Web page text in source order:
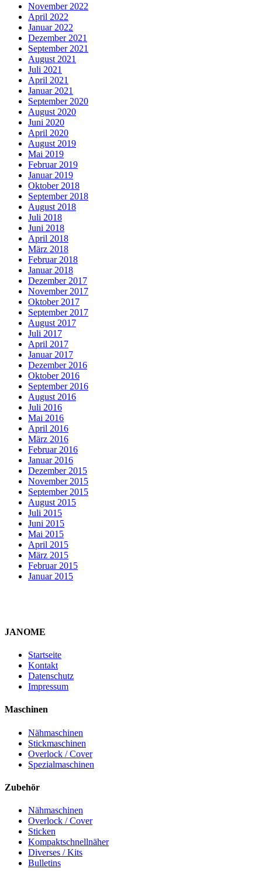
November 2022
April 2022
Januar 2022
Dezember 2021
September 2021
August 2021
Juli 2021
April 2021
Januar 2021
September 2020
August 2020
Juni 2020
April 2020
August 2019
Mai 2019
Februar 2019
Januar 2019
Oktober 2018
September 2018
August 2018
Juli 2018
Juni 2018
April 2018
März 2018
Februar 2018
Januar 2018
Dezember 2017
November 2017
Oktober 2017
September 2017
August 2017
Juli 2017
April 2017
Januar 2017
Dezember 2016
Oktober 2016
September 2016
August 2016
Juli 2016
Mai 2016
April 2016
März 2016
Februar 2016
Januar 2016
Dezember 2015
November 2015
September 2015
August 2015
Juli 2015
Juni 2015
Mai 2015
April 2015
März 2015
Februar 2015
Januar 2015
JANOME
Startseite
Kontakt
Datenschutz
Impressum
Maschinen
Nähmaschinen
Stickmaschinen
Overlock / Cover
Spezialmaschinen
Zubehör
Nähmaschinen
Overlock / Cover
Sticken
Kompaktschnellnäher
Diverses / Kits
Bulletins